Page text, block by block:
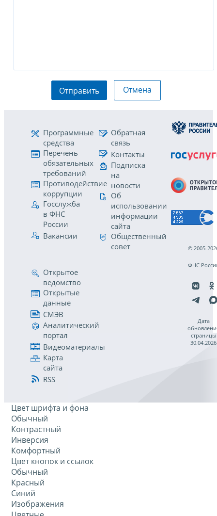
Отправить Отмена
Программные
средства
Перечень
обязательных
требований
Противодействие
коррупции
Госслужба
в ФНС
России
Вакансии
Обратная
связь
Контакты
Подписка
на
новости
Об
использовании
информации
сайта
Общественный
совет
Открытое
ведомство
Открытые
данные
СМЭВ
Аналитический
портал
Видеоматериалы
Карта
сайта
RSS
© 2005-
ФНС
Дата
страницы
30.04.2026
Цвет шрифта и фона
Обычный
Контрастный
Инверсия
Комфортный
Цвет кнопок и ссылок
Обычный
Красный
Синий
Изображения